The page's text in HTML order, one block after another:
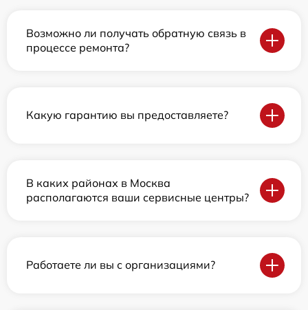
Возможно ли получать обратную связь в
процессе ремонта?
Какую гарантию вы предоставляете?
В каких районах в Москва
располагаются ваши сервисные центры?
Работаете ли вы с организациями?